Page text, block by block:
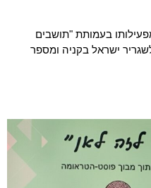
בעמותת "תושבים
ישראל בקניה ומספר